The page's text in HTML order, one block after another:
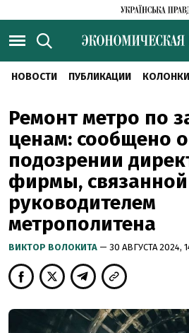
НОВОСТИ ПУБЛИКАЦИИ КОЛОНКИ
Ремонт метро по
ценам: сообщено о
подозрении
фирмы, связанной
руководителем
метрополитена
ВИКТОР ВОЛОКИТА — 30 АВГУСТА 2024,